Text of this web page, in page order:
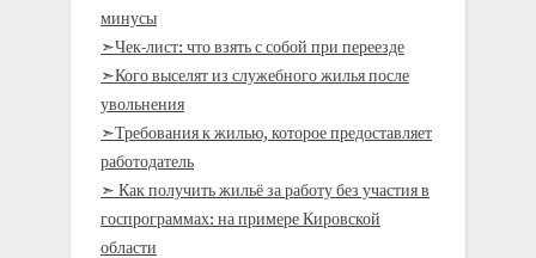
минусы
➣Чек-лист: что взять с собой при переезде
➣Кого выселят из служебного жилья после
увольнения
➣Требования к жилью, которое предоставляет
работодатель
➣ Как получить жильё за работу без участия в
госпрограммах: на примере Кировской
области